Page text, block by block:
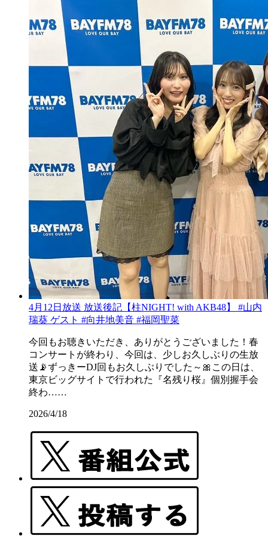
4月12日放送 放送後記【柱NIGHT! with AKB48】 #山内
瑞葵 ゲスト #向井地美音 #福岡聖菜
今回もお聴きいただき、ありがとうございました！春
コンサートが終わり、今回は、少しお久しぶりの生放
送📡ずっきーDJ回もお久しぶりでした～🎀この日は、
東京ビッグサイトで行われた『名残り桜』個別握手会
終わ……
2026/4/18